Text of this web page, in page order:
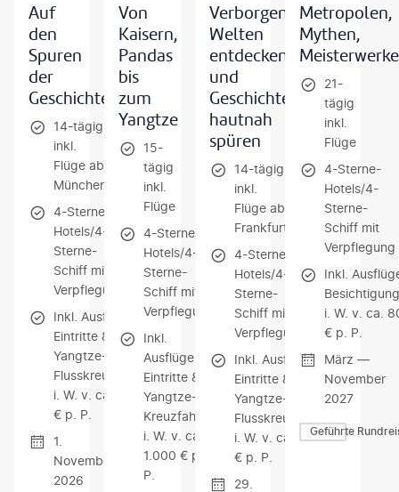
Auf
den
Spuren
der
Geschichte
14-tägig
inkl.
Flüge ab
München
4-Sterne-
Hotels/4-
Sterne-
Schiff mit
Verpflegung
Inkl. Ausflüge,
Eintritte &
Yangtze-
Flusskreuzfahrt
i. W. v. ca. 800
€ p. P.
1.
November
2026
Von
Kaisern,
Pandas
bis
zum
Yangtze
15-
tägig
inkl.
Flüge
4-Sterne-
Hotels/4-
Sterne-
Schiff mit
Verpflegung
Inkl.
Ausflüge,
Eintritte &
Yangtze-
Kreuzfahrt
i. W. v. ca.
1.000 € p.
P.
Verborgene
Welten
entdecken
und
Geschichte
hautnah
spüren
14-tägig
inkl.
Flüge ab
Frankfurt
4-Sterne-
Hotels/4-
Sterne-
Schiff mit
Verpflegung
Inkl. Ausflüge,
Eintritte &
Yangtze-
Flusskreuzfahrt
i. W. v. ca. 800
€ p. P.
29.
Metropolen,
Mythen,
Meisterwerke
21-
tägig
inkl.
Flüge
4-Sterne-
Hotels/4-
Sterne-
Schiff mit
Verpflegung
Inkl.
i. W. v. ca.
€ p. P.
März —
November
2027
Geführte